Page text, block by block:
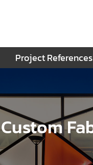
Project References
Custom